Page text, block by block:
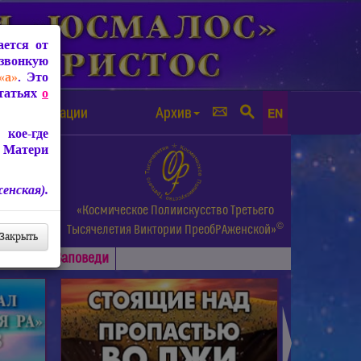
от чипизации Архив EN
«Космическое Полиискусство Третьего
Тысячелетия Виктории ПреобРАженской»©
Заповеди
от
. Это
о
где
Закрыть